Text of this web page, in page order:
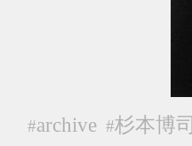
#archive #杉本博司